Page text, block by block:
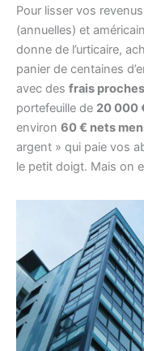
Pour lisser vos
(annuelles) et
donne de l’urticaire,
panier de centaines
avec des frais
portefeuille de 20 000
environ 60 € nets
argent » qui paie vos
le petit doigt. Mais on